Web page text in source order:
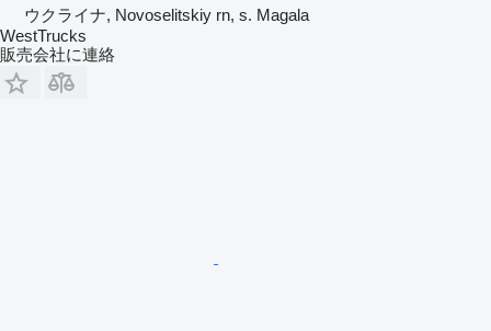
ウクライナ, Novoselitskiy rn, s. Magala
WestTrucks
販売会社に連絡